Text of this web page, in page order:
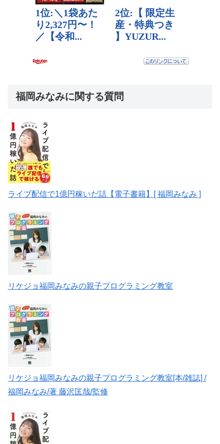
福岡みなみに関する質問
ライブ配信で1億円稼いだ話【電子書籍】[ 福岡みなみ ]
リケジョ福岡みなみの親子プログラミング教室
リケジョ福岡みなみの親子プログラミング教室[本/雑誌] /
福岡みなみ/著 藤沢匡哉/監修